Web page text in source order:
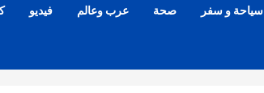
سياحة و سفر صحة عرب وعالم فيديو